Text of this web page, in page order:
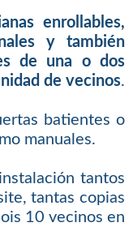
enrollables,
y también
de una o dos
de vecinos.
batientes o
manuales.
tantos
tantas copias
10 vecinos en